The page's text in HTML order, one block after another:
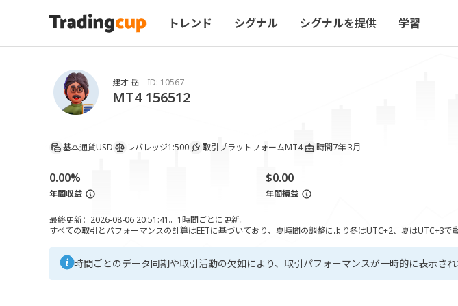
トレンド シグナル シグナルを提供 学習
建才 岳 ID: 10567
MT4 156512
基本通貨USD レバレッジ1:500 取引プラットフォームMT4 時間7年 3月
0.00%
年間収益
$0.00
年間損益
最終更新：2026-08-06 20:51:41。1時間ごとに更新。
すべての取引とパフォーマンスの計算はEETに基づいており、夏時間の調整により冬はUTC+2、夏はUTC+3で
時間ごとのデータ同期や取引活動の欠如により、取引パフォーマンスが一時的に表示さ